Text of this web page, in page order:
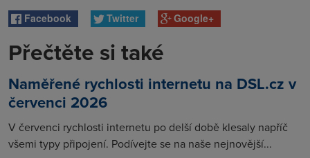
Facebook Twitter Google+
Přečtěte si také
Naměřené rychlosti internetu na DSL.cz v
červenci 2026
V červenci rychlosti internetu po delší době klesaly napříč
všemi typy připojení. Podívejte se na naše nejnovější...